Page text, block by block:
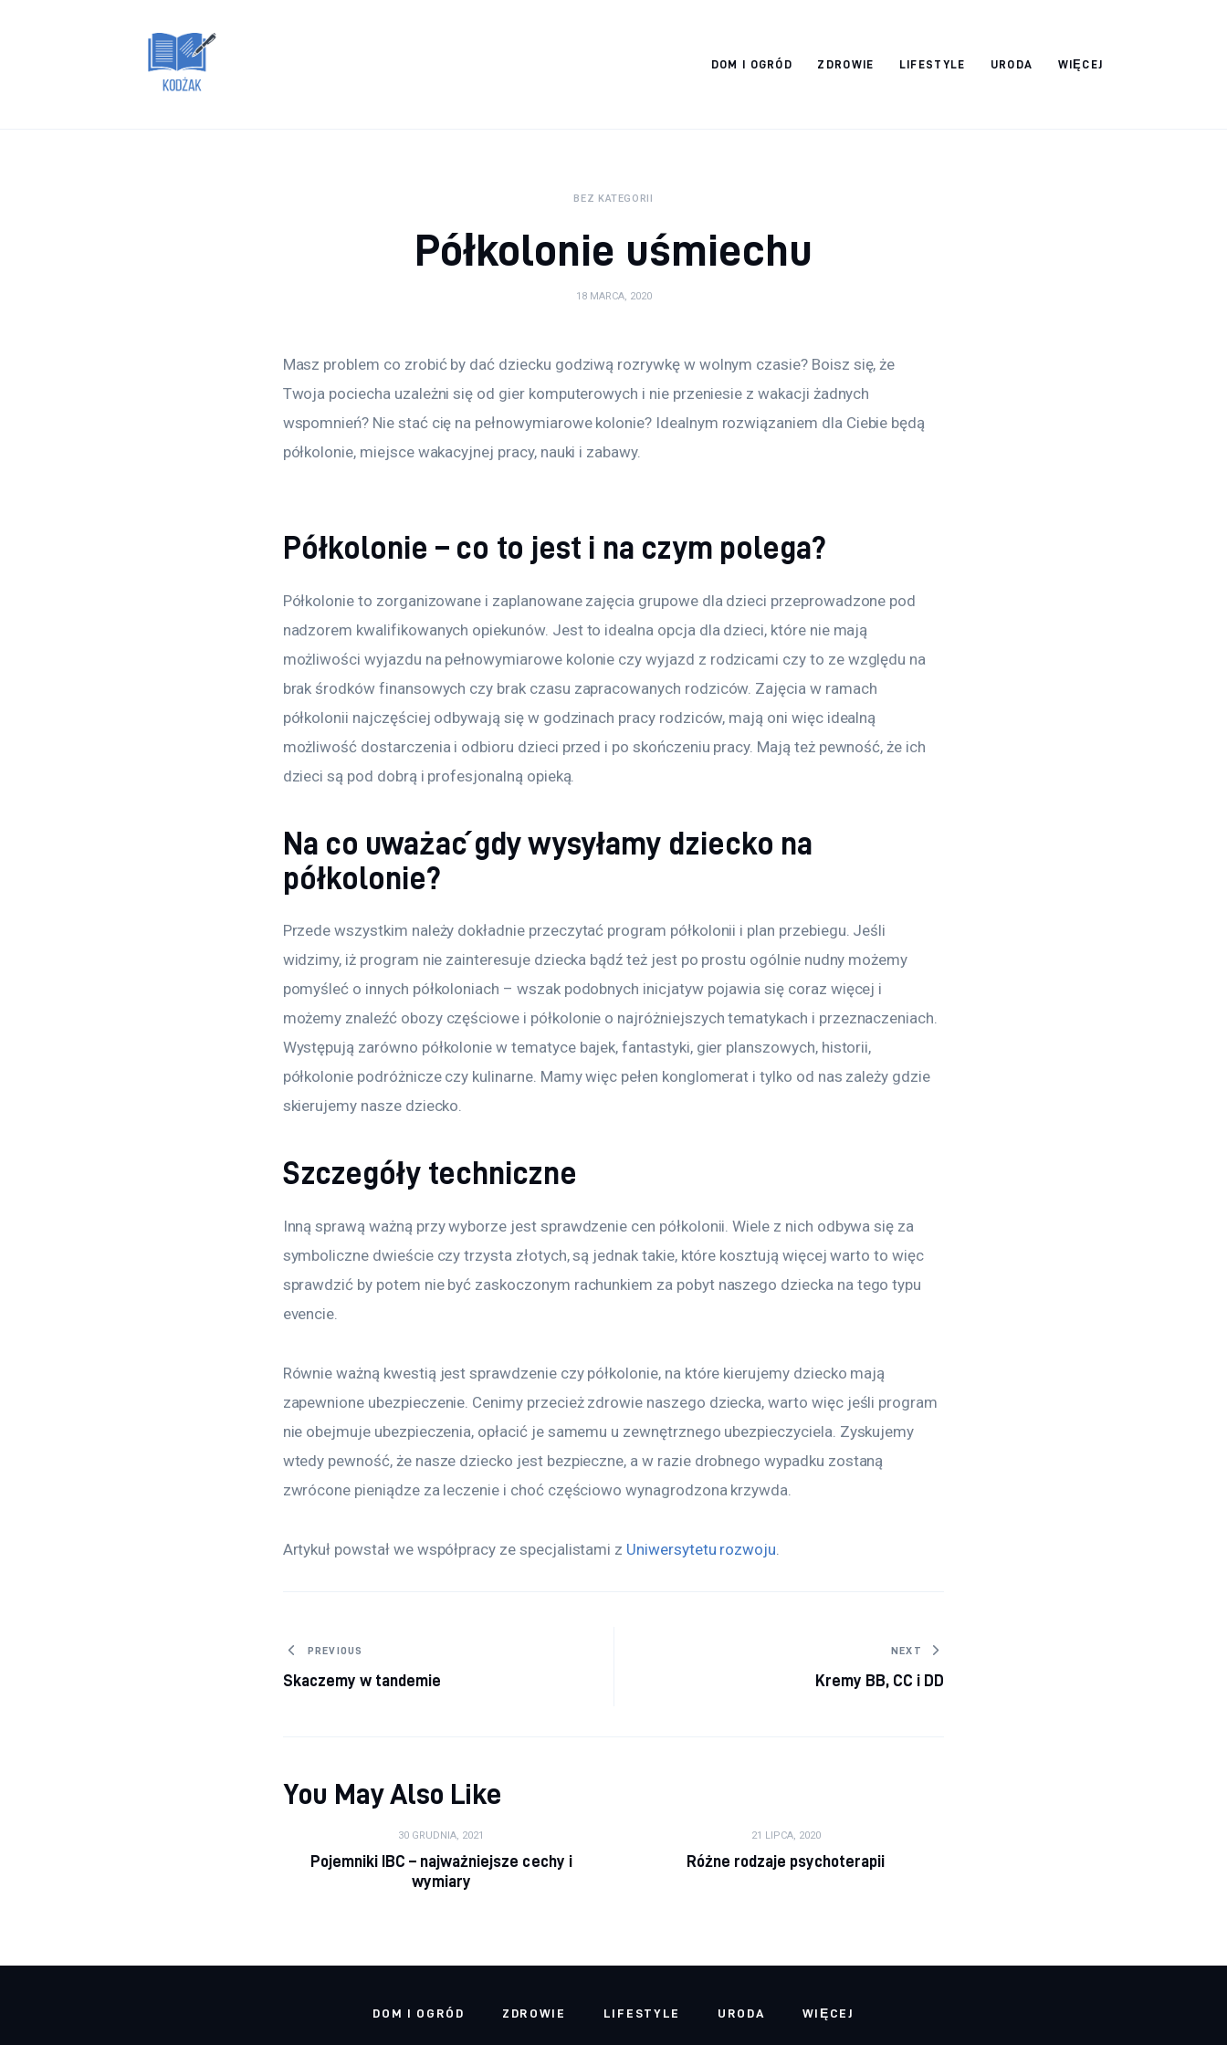
DOM I OGRÓD ZDROWIE LIFESTYLE URODA WIĘCEJ
BEZ KATEGORII
Półkolonie uśmiechu
18 MARCA, 2020
Masz problem co zrobić by dać dziecku godziwą rozrywkę w wolnym czasie? Boisz się, że
Twoja pociecha uzależni się od gier komputerowych i nie przeniesie z wakacji żadnych
wspomnień? Nie stać cię na pełnowymiarowe kolonie? Idealnym rozwiązaniem dla Ciebie będą
półkolonie, miejsce wakacyjnej pracy, nauki i zabawy.
Półkolonie – co to jest i na czym polega?
Półkolonie to zorganizowane i zaplanowane zajęcia grupowe dla dzieci przeprowadzone pod
nadzorem kwalifikowanych opiekunów. Jest to idealna opcja dla dzieci, które nie mają
możliwości wyjazdu na pełnowymiarowe kolonie czy wyjazd z rodzicami czy to ze względu na
brak środków finansowych czy brak czasu zapracowanych rodziców. Zajęcia w ramach
półkolonii najczęściej odbywają się w godzinach pracy rodziców, mają oni więc idealną
możliwość dostarczenia i odbioru dzieci przed i po skończeniu pracy. Mają też pewność, że ich
dzieci są pod dobrą i profesjonalną opieką.
Na co uważać gdy wysyłamy dziecko na
półkolonie?
Przede wszystkim należy dokładnie przeczytać program półkolonii i plan przebiegu. Jeśli
widzimy, iż program nie zainteresuje dziecka bądź też jest po prostu ogólnie nudny możemy
pomyśleć o innych półkoloniach – wszak podobnych inicjatyw pojawia się coraz więcej i
możemy znaleźć obozy częściowe i półkolonie o najróżniejszych tematykach i przeznaczeniach.
Występują zarówno półkolonie w tematyce bajek, fantastyki, gier planszowych, historii,
półkolonie podróżnicze czy kulinarne. Mamy więc pełen konglomerat i tylko od nas zależy gdzie
skierujemy nasze dziecko.
Szczegóły techniczne
Inną sprawą ważną przy wyborze jest sprawdzenie cen półkolonii. Wiele z nich odbywa się za
symboliczne dwieście czy trzysta złotych, są jednak takie, które kosztują więcej warto to więc
sprawdzić by potem nie być zaskoczonym rachunkiem za pobyt naszego dziecka na tego typu
evencie.
Równie ważną kwestią jest sprawdzenie czy półkolonie, na które kierujemy dziecko mają
zapewnione ubezpieczenie. Cenimy przecież zdrowie naszego dziecka, warto więc jeśli program
nie obejmuje ubezpieczenia, opłacić je samemu u zewnętrznego ubezpieczyciela. Zyskujemy
wtedy pewność, że nasze dziecko jest bezpieczne, a w razie drobnego wypadku zostaną
zwrócone pieniądze za leczenie i choć częściowo wynagrodzona krzywda.
Artykuł powstał we współpracy ze specjalistami z Uniwersytetu rozwoju
Nawigacja wpisu
PREVIOUS
Skaczemy w tandemie
NEXT
Kremy BB, CC i DD
You May Also Like
30 GRUDNIA, 2021
Pojemniki IBC – najważniejsze cechy i
wymiary
21 LIPCA, 2020
Różne rodzaje psychoterapii
DOM I OGRÓD ZDROWIE LIFESTYLE URODA WIĘCEJ